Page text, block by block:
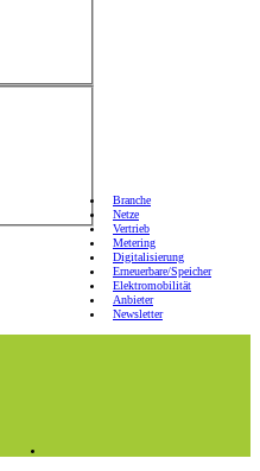
Branche
Netze
Vertrieb
Metering
Digitalisierung
Erneuerbare/Speicher
Elektromobilität
Anbieter
Newsletter